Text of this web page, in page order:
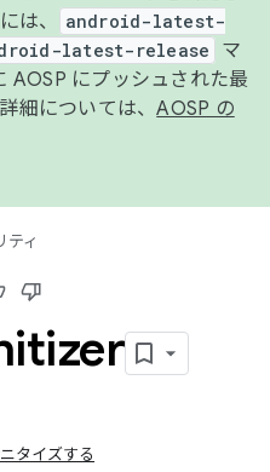
は、
android-latest-
latest-release
マ
AOSP にプッシュされた最
細については、AOSP の
ティ
タイズする